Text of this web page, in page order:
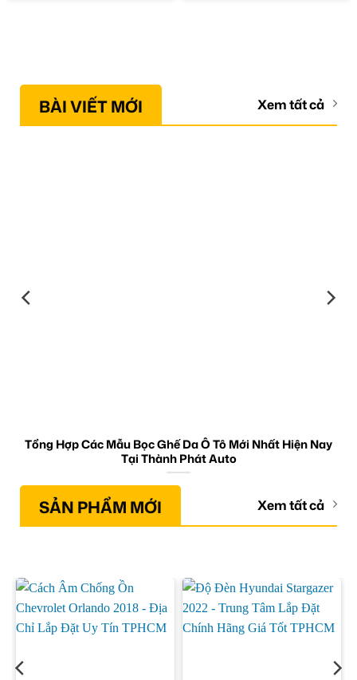
BÀI VIẾT MỚI Xem tất cả
Tổng Hợp Các Mẫu Bọc Ghế Da Ô Tô Mới Nhất Hiện Nay
Tại Thành Phát Auto
SẢN PHẨM MỚI Xem tất cả